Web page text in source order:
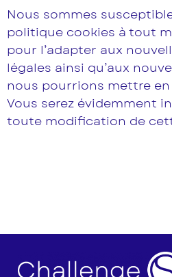
Nous sommes
politique cookies à tout
pour l’adapter aux
légales ainsi qu’aux
nous pourrions mettre
Vous serez évidemment
toute modification de